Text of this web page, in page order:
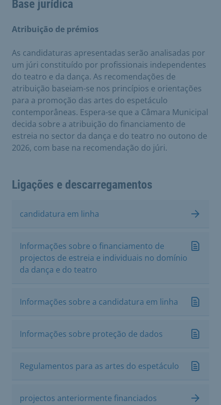
Base jurídica
Atribuição de prémios
As candidaturas apresentadas serão analisadas por
um júri constituído por profissionais independentes
do teatro e da dança. As recomendações de
atribuição baseiam-se nos princípios e orientações
para a promoção das artes do espetáculo
contemporâneas. Espera-se que a Câmara Municipal
decida sobre a atribuição do financiamento de
estreia no sector da dança e do teatro no outono de
2026, com base na recomendação do júri.
Ligações e descarregamentos
candidatura em linha
Informações sobre o financiamento de
projectos de estreia e individuais no domínio
da dança e do teatro
Informações sobre a candidatura em linha
Informações sobre proteção de dados
Regulamentos para as artes do espetáculo
projectos anteriormente financiados